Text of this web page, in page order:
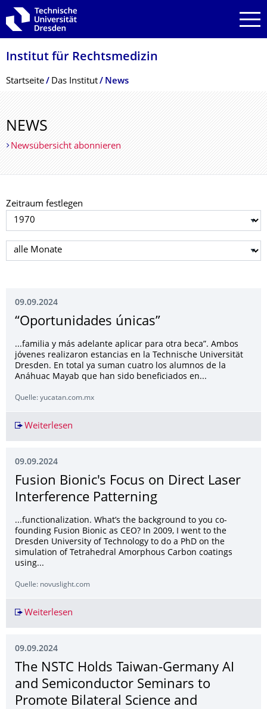
Zur Hauptnavigation springen
Zur Suche springen
Zum Inhalt springen
Institut für Rechtsmedizin
Breadcrumb-Menü
Startseite Das Institut News
NEWS
Newsübersicht abonnieren
Zeitraum festlegen
Jahr auswählen
Monat auswählen
09.09.2024
“Oportunidades únicas”
...familia y más adelante aplicar para otra beca”. Ambos
jóvenes realizaron estancias en la Technische Universität
Dresden. En total ya suman cuatro los alumnos de la
Anáhuac Mayab que han sido beneficiados en...
Quelle: yucatan.com.mx
Weiterlesen
09.09.2024
Fusion Bionic's Focus on Direct Laser
Interference Patterning
...functionalization. What’s the background to you co-
founding Fusion Bionic as CEO? In 2009, I went to the
Dresden University of Technology to do a PhD on the
simulation of Tetrahedral Amorphous Carbon coatings
using...
Quelle: novuslight.com
Weiterlesen
09.09.2024
The NSTC Holds Taiwan-Germany AI
and Semiconductor Seminars to
Promote Bilateral Science and